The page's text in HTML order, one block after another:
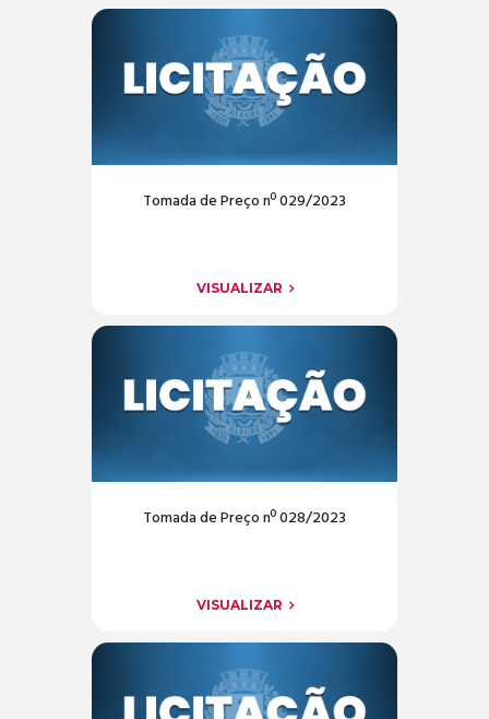
Tomada de Preço nº 029/2023
VISUALIZAR
Tomada de Preço nº 028/2023
VISUALIZAR